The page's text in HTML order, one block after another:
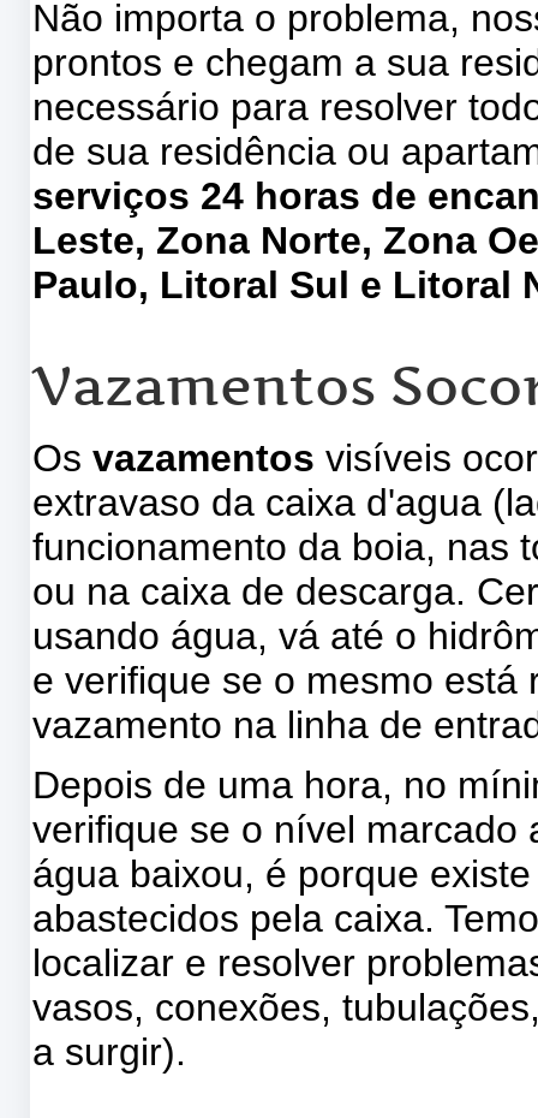
Não importa o problema,
prontos e chegam a sua
necessário para resolver
de sua residência ou
serviços 24 horas de
Leste, Zona Norte, Zona
Paulo, Litoral Sul e Litoral
Vazamentos
Osvazamentos visíveis
extravaso da caixa d'agua
funcionamento da boia, nas
ou na caixa de descarga.
usando água, vá até o
e verifique se o mesmo está
vazamento na linha de
Depois de uma hora, no
verifique se o nível marcado
água baixou, é porque
abastecidos pela caixa.
localizar e resolver
vasos, conexões,
a surgir).